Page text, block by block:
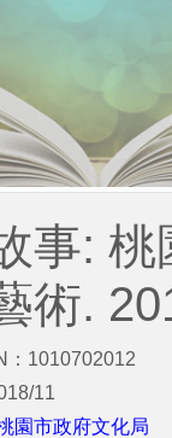
事: 桃
術.
：1010702012
11
園市政府文化局